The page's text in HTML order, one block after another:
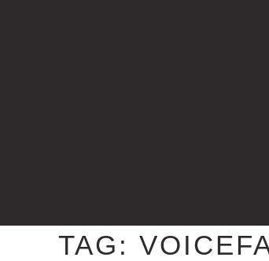
TAG: